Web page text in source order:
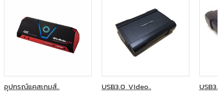
ภาควิชากุมารเวชศาสตร์เขตร้อน คณะเวชศาสตร์เขตร้อน มหาวิทยาลัย
มหิดล
มหาวิทยาลัยกรุงเทพ
มหาวิทยาลัยทักษิณ วิทยาเขตสงขลา
มูลนิธิแห่งสภาคริสตจักรในประเทศไทย
วิทยาลัยสหวิทยาการ เกาะสมุย มหาวิทยาลัยราชภัฏสุราษฎร์ธานี
อุปกรณ์แคสเกมส์.. USB3.0 VIdeo..